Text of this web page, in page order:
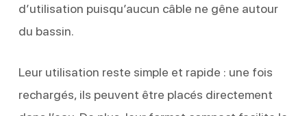
d’utilisation puisqu’aucun câble ne gêne autour
du bassin.
Leur utilisation reste simple et rapide : une fois
rechargés, ils peuvent être placés directement